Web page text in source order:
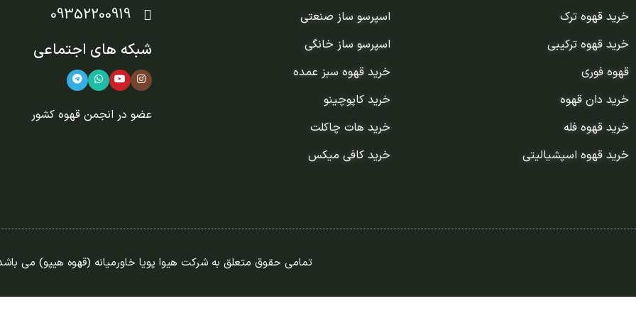
خرید قهوه ترک
خرید قهوه ترکیبی
قهوه فوری
خرید دان قهوه
خرید قهوه فله
خرید قهوه اسپشیالیتی
اسپرسو ساز صنعتی
اسپرسو ساز خانگی
خرید قهوه سبز عمده
خرید کاپوچینو
خرید هات چاکلت
خرید کافی میکس
09352200919
شبکه های اجتماعی
عضو در انجمن قهوه کشور
تمامی حقوق متعلق به شرکت هیوا پویا خاورمیانه (قهوه هیپو) می